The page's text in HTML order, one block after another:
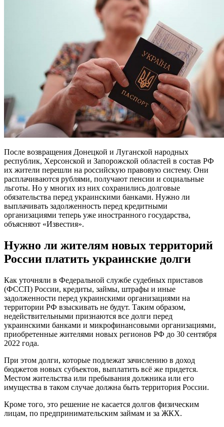
После возвращения Донецкой и Луганской народных
республик, Херсонской и Запорожской областей в состав РФ
их жители перешли на российскую правовую систему. Они
расплачиваются рублями, получают пенсии и социальные
льготы. Но у многих из них сохранились долговые
обязательства перед украинскими банками. Нужно ли
выплачивать задолженность перед кредитными
организациями теперь уже иностранного государства,
объясняют «Известия».
Нужно ли жителям новых территорий
России платить украинские долги
Как уточняли в Федеральной службе судебных приставов
(ФССП) России, кредиты, займы, штрафы и иные
задолженности перед украинскими организациями на
территории РФ взыскивать не будут. Таким образом,
недействительными признаются все долги перед
украинскими банками и микрофинансовыми организациями,
приобретенные жителями новых регионов РФ до 30 сентября
2022 года.
При этом долги, которые подлежат зачислению в доход
бюджетов новых субъектов, выплатить всё же придется.
Местом жительства или пребывания должника или его
имущества в таком случае должна быть территория России.
Кроме того, это решение не касается долгов физическим
лицам, по предпринимательским займам и за ЖКХ.